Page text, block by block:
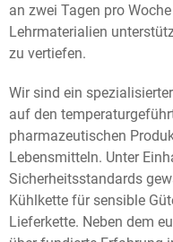
an zwei Tagen pro
Lehrmaterialien
zu vertiefen.
Wir sind ein
auf den
pharmazeutischen
Lebensmitteln. Unter
Sicherheitsstandards
Kühlkette für sensible
Lieferkette. Neben dem